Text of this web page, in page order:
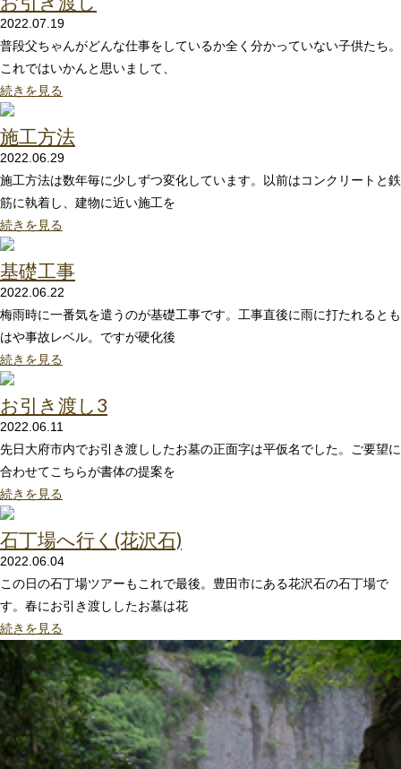
2022.07.19
普段父ちゃんがどんな仕事をしているか全く分かっていない子供たち。
これではいかんと思いまして、
続きを見る
施工方法
2022.06.29
施工方法は数年毎に少しずつ変化しています。以前はコンクリートと鉄
筋に執着し、建物に近い施工を
続きを見る
基礎工事
2022.06.22
梅雨時に一番気を遣うのが基礎工事です。工事直後に雨に打たれるとも
はや事故レベル。ですが硬化後
続きを見る
お引き渡し3
2022.06.11
先日大府市内でお引き渡ししたお墓の正面字は平仮名でした。ご要望に
合わせてこちらが書体の提案を
続きを見る
石丁場へ行く(花沢石)
2022.06.04
この日の石丁場ツアーもこれで最後。豊田市にある花沢石の石丁場で
す。春にお引き渡ししたお墓は花
続きを見る